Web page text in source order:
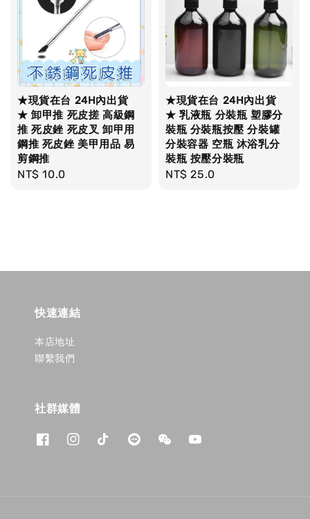
★現貨在台 24H內出貨
★ 卸甲推 死皮搓 高級鋼
推 死皮銼 死皮叉 卸甲用
鋼推 死皮銼 美甲用品 易
剪鋼推
Regular
NT$ 10.0
★現貨在台 24H內出貨
★ 乳液瓶 分裝瓶 塑膠分
裝瓶 分裝瓶按壓 分裝罐
分裝容器 空瓶 沐浴乳分
裝瓶 按壓分裝瓶
Regular
NT$ 25.0
快速連結
本店地址
聯繫我們
社群媒體